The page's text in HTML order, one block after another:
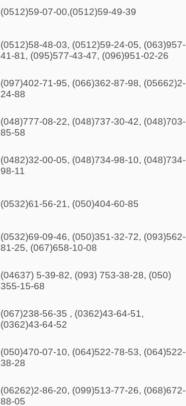
(0512)59-07-00,(0512)59-49-39
(0512)58-48-03, (0512)59-24-05, (063)957-
41-81, (095)577-43-47, (096)951-02-26
(097)402-71-95, (066)362-87-98, (05662)2-
24-88
(048)777-08-22, (048)737-30-42, (048)703-
85-58
(0482)32-00-05, (048)734-98-10, (048)734-
98-11
(0532)61-56-21, (050)404-60-85
(0532)69-09-46, (050)351-32-72, (093)562-
81-25, (067)658-10-08
(04637) 5-39-82, (093) 753-38-28, (050)
355-15-68
(067)238-56-35 , (0362)43-64-51,
(0362)43-64-52
(050)470-07-10, (064)522-78-53, (064)522-
38-28
(06262)2-86-20, (099)513-77-26, (068)672-
88-05